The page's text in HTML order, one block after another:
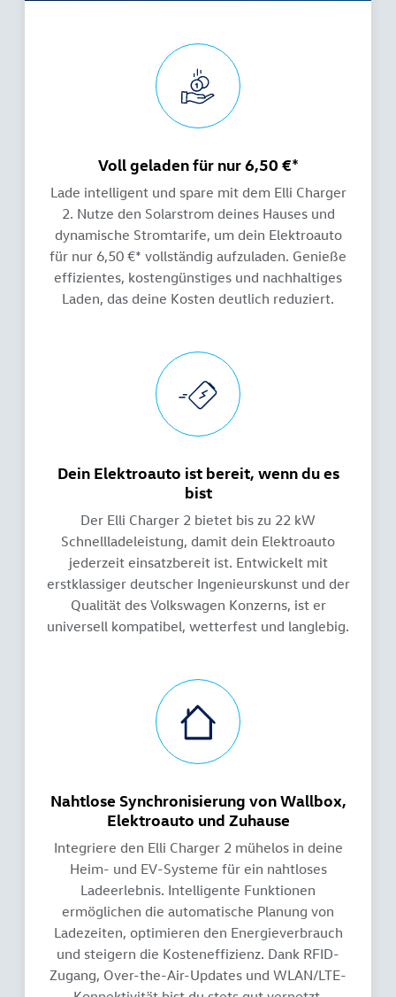
Voll geladen für nur 6,50 €*
Lade intelligent und spare mit dem Elli Charger
2. Nutze den Solarstrom deines Hauses und
dynamische Stromtarife, um dein Elektroauto
für nur 6,50 €* vollständig aufzuladen. Genieße
effizientes, kostengünstiges und nachhaltiges
Laden, das deine Kosten deutlich reduziert.
Dein Elektroauto ist bereit, wenn du es
bist
Der Elli Charger 2 bietet bis zu 22 kW
Schnellladeleistung, damit dein Elektroauto
jederzeit einsatzbereit ist. Entwickelt mit
erstklassiger deutscher Ingenieurskunst und der
Qualität des Volkswagen Konzerns, ist er
universell kompatibel, wetterfest und langlebig.
Nahtlose Synchronisierung von Wallbox,
Elektroauto und Zuhause
Integriere den Elli Charger 2 mühelos in deine
Heim- und EV-Systeme für ein nahtloses
Ladeerlebnis. Intelligente Funktionen
ermöglichen die automatische Planung von
Ladezeiten, optimieren den Energieverbrauch
und steigern die Kosteneffizienz. Dank RFID-
Zugang, Over-the-Air-Updates und WLAN/LTE-